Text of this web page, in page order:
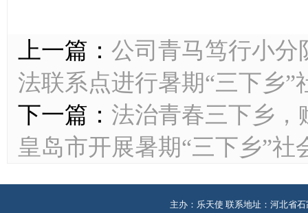
上一篇： 公司青马笃行小分
法联系点进行暑期“三下乡”
下一篇： 法治青春三下乡，
皇岛市开展暑期“三下乡”社
主办：乐天使 联系地址：河北省